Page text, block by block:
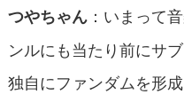
つやちゃん：いまって
ンルにも当たり前にサ
独自にファンダムを形